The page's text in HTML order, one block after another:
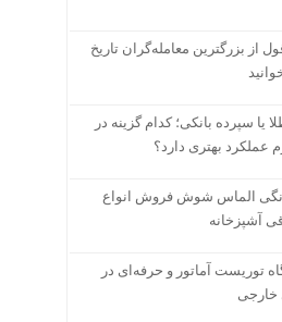
قول از بزرگترین معامله‌گران تاریخ
سپرده بانکی؛ کدام گزینه در
عملکرد بهتری دارد؟
الماس شوش فروش انواع
آشپزخانه
توریست آماتور و حرفه‌ای در
خارجی